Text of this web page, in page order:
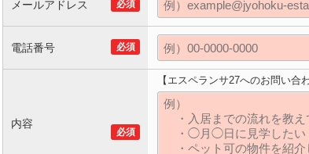
必須
メールアドレス
必須
電話番号
必須
内容
【エスペランサ27へのお問い合わ